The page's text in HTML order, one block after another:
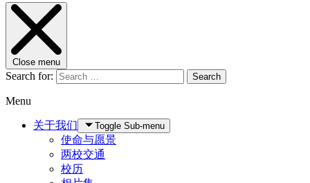
Close menu
Search for: Search
Menu
关于我们 Toggle Sub-menu
使命与愿景
两校交通
校历